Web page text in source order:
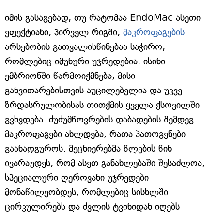
იმის გასაგებად, თუ რატომაა EndoMac ასეთი
ეფექტიანი, პირველ რიგში, მაკროფაგების
არსებობის გათვალისწინებაა საჭირო,
რომლებიც იმუნური უჯრედებია. ისინი
ემბრიონში წარმოიქმნება, მისი
განვითარებისთვის აუცილებელია და უკვე
ზრდასრულობისას თითქმის ყველა ქსოვილში
გვხვდება. ძუძუმწოვრების დაბადების შემდეგ
მაკროფაგები ახლდება, რათა პათოგენები
გაანადგუროს. მეცნიერებმა წლების წინ
ივარაუდეს, რომ ასეთ განახლებაში შესაძლოა,
სპეციალური ღეროვანი უჯრედები
მონაწილეობდეს, რომლებიც სისხლში
ცირკულირებს და ძვლის ტვინიდან იღებს